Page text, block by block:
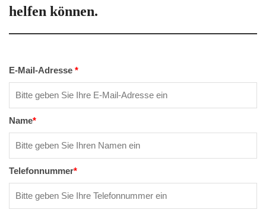
helfen können.
E-Mail-Adresse *
Name*
Telefonnummer*